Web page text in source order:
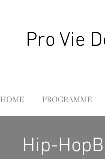
Pro Vie
HOME PROGRAMME
Hip-